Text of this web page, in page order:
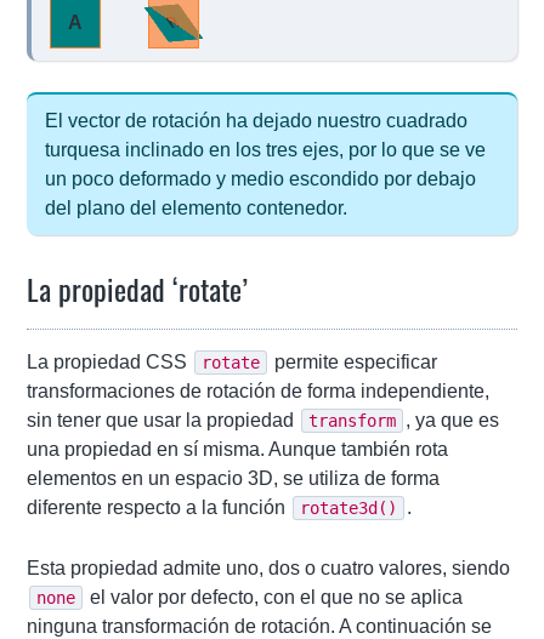
A R
El vector de rotación ha dejado nuestro cuadrado
turquesa inclinado en los tres ejes, por lo que se ve
un poco deformado y medio escondido por debajo
del plano del elemento contenedor.
La propiedad ‘rotate’
La propiedad CSS rotate
permite especificar
transformaciones de rotación de forma independiente,
sin tener que usar la propiedad
transform , ya que es
una propiedad en sí misma. Aunque también rota
elementos en un espacio 3D, se utiliza de forma
diferente respecto a la función
rotate3d() .
Esta propiedad admite uno, dos o cuatro valores, siendo
none
el valor por defecto, con el que no se aplica
ninguna transformación de rotación. A continuación se